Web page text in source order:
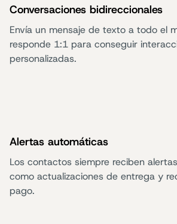
Conversaciones bidireccionales
Envía un mensaje de texto a todo el
responde 1:1 para conseguir
personalizadas.
Alertas automáticas
Los contactos siempre reciben
como actualizaciones de entrega y
pago.